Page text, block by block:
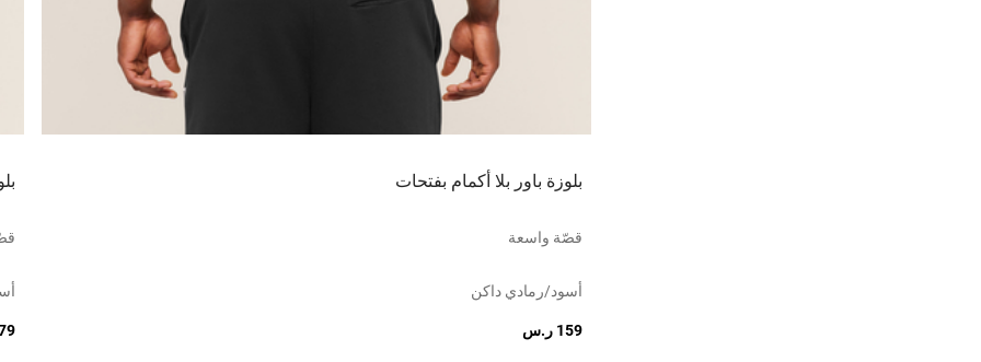
بلوزة باور بلا أكمام بفتحات
قصّة واسعة
أسود/رمادي داكن
159 ر.س